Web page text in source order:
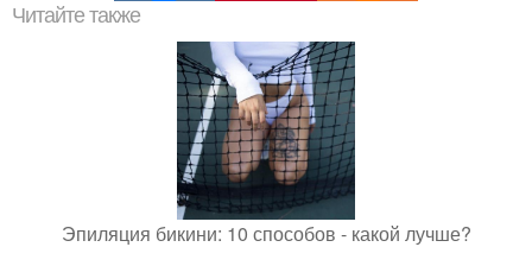
Читайте также
Эпиляция бикини: 10 способов - какой лучше?